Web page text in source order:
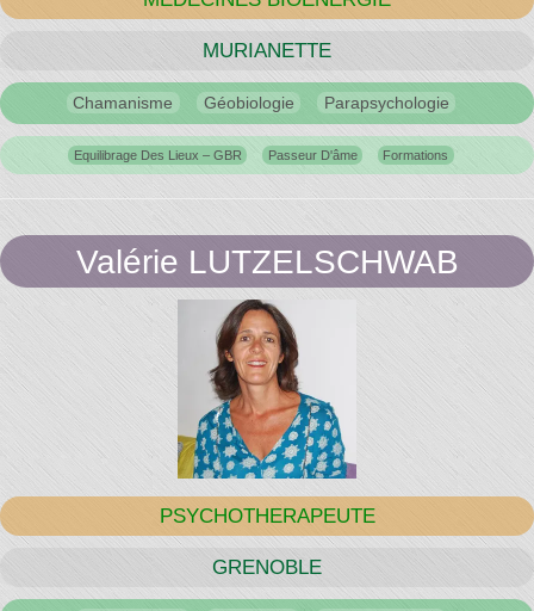
MURIANETTE
Chamanisme Géobiologie Parapsychologie
Equilibrage Des Lieux – GBR Passeur D'âme Formations
Valérie LUTZELSCHWAB
PSYCHOTHERAPEUTE
GRENOBLE